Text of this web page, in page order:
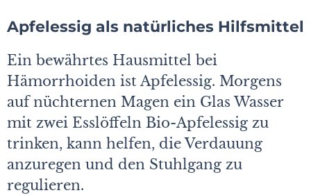
Apfelessig als natürliches Hilfsmittel
Ein bewährtes Hausmittel bei
Hämorrhoiden ist Apfelessig. Morgens
auf nüchternen Magen ein Glas Wasser
mit zwei Esslöffeln Bio-Apfelessig zu
trinken, kann helfen, die Verdauung
anzuregen und den Stuhlgang zu
regulieren.